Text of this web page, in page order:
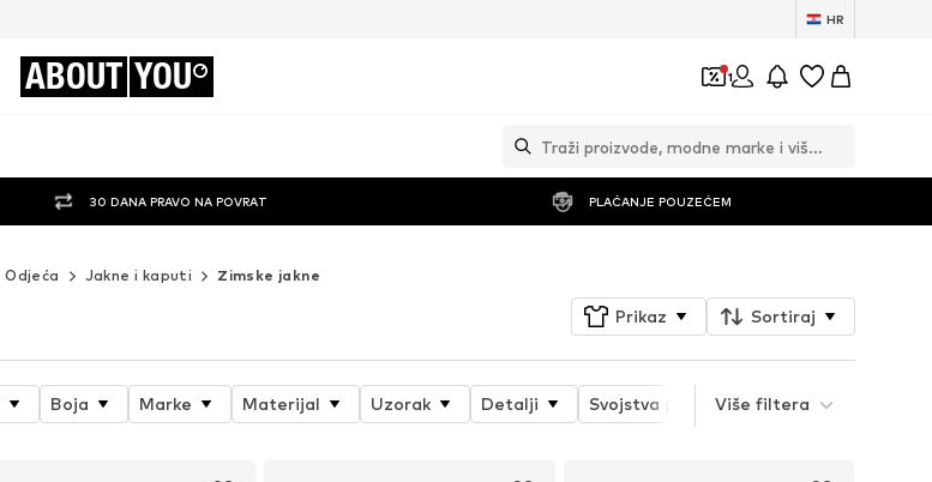
HR
ABOUT YOU 1
30 DANA PRAVO NA POVRAT PLAĆANJE POUZEĆEM
Odjeća Jakne i kaputi Zimske jakne
Prikaz Sortiraj
Boja Marke Materijal Uzorak Detalji Svojstva proizvoda Vrsta jakne
Više filtera